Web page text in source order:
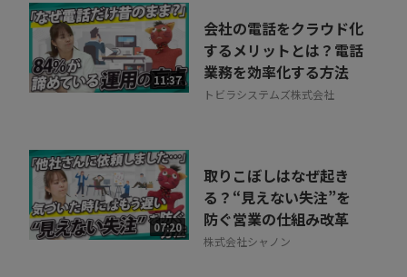
11:37
会社の電話をクラウド化
するメリットとは？電話
業務を効率化する方法
トビラシステムズ株式会社
07:20
取りこぼしはなぜ起き
る？“見えない失注”を
防ぐ営業の仕組み改革
株式会社シャノン